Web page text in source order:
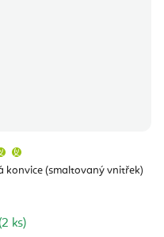
konvice (smaltovaný vnitřek)
produktu
je
hvězdiček.
(2 ks)